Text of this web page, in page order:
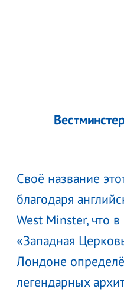
Своё название
благодаря
West Minster, что
«Западная
Лондоне
легендарных